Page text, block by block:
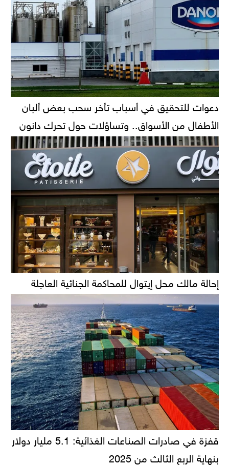
دعوات للتحقيق في أسباب تأخر سحب بعض ألبان
الأطفال من الأسواق.. وتساؤلات حول تحرك دانون
إحالة مالك محل إيتوال للمحاكمة الجنائية العاجلة
قفزة في صادرات الصناعات الغذائية: 5.1 مليار دولار
بنهاية الربع الثالث من 2025